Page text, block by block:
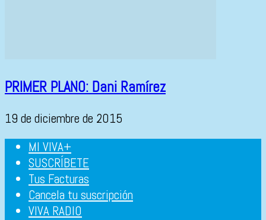
PRIMER PLANO: Dani Ramírez
19 de diciembre de 2015
MI VIVA+
SUSCRÍBETE
Tus Facturas
Cancela tu suscripción
VIVA RADIO